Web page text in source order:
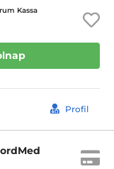
Kassa
Profil